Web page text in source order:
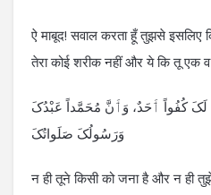
ऐ माबूद! सवाल करता हूँ तुझसे इसलिए
तेरा कोई शरीक नहीं और ये कि तू एक
لَکَ کُفُواً ٲَحَدٌ، وَٲَنَّ مُحَمَّداً عَبْدُکَ
وَرَسُولُکَ صَلَواتُکَ
न ही तूने किसी को जना है और न ही